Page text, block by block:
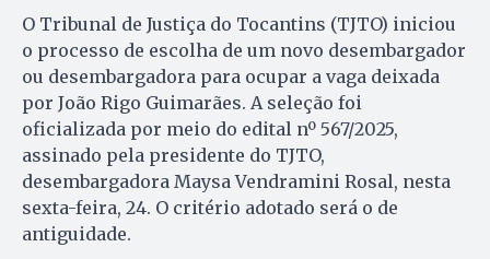
O Tribunal de Justiça do Tocantins (TJTO) iniciou
o processo de escolha de um novo desembargador
ou desembargadora para ocupar a vaga deixada
por João Rigo Guimarães. A seleção foi
oficializada por meio do edital nº 567/2025,
assinado pela presidente do TJTO,
desembargadora Maysa Vendramini Rosal, nesta
sexta-feira, 24. O critério adotado será o de
antiguidade.